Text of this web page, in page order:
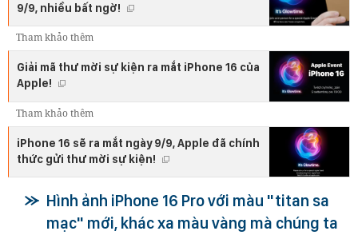
9/9, nhiều bất ngờ!
Tham khảo thêm
Giải mã thư mời sự kiện ra mắt iPhone 16 của
Apple!
Tham khảo thêm
iPhone 16 sẽ ra mắt ngày 9/9, Apple đã chính
thức gửi thư mời sự kiện!
Hình ảnh iPhone 16 Pro với màu "titan sa
mạc" mới, khác xa màu vàng mà chúng ta